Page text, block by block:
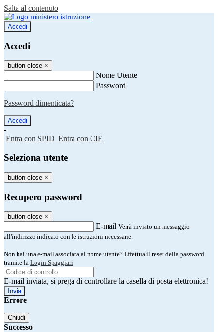
Salta al contenuto
Accedi
Accedi
button close ×
Nome Utente
Password
Password dimenticata?
-
Entra con SPID Entra con CIE
Seleziona utente
button close ×
Recupero password
button close ×
E-mail Verrà inviato un messaggio
all'indirizzo indicato con le istruzioni necessarie.
Non hai una e-mail associata al nome utente? Effettua il reset della password
tramite la Login Spaggiari
E-mail inviata, si prega di controllare la casella di posta elettronica!
Errore
Chiudi
Successo